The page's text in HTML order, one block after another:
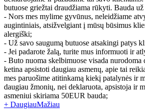
butuose griežtai draudžiama rūkyti. Bauda
- Nors mes mylime gyvūnus, neleidžiame
augintiniais, atsižvelgiant į mūsų būsimus
alergiški;
- Už savo saugumą butuose atsakingi patys
- Jei padarote žalą, turite mus informuoti ir
- Buto nuoma skelbimuose visada nurodoma
ketina apsistoti daugiau asmenų, apie tai
mes paruošime atitinkamą kiekį patalynės ir
daugiau žmonių, nei deklaruota, apsistoja ir
asmeniui skiriama 50EUR bauda;
+ DaugiauMažiau